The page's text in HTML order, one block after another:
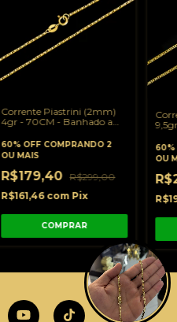
Corrente Piastrini (2mm)
4gr - 70CM - Banhado a
60% OFF COMPRANDO 2
OU MAIS
R$179,40 R$299,00
R$161,46 com Pix
60%
OU